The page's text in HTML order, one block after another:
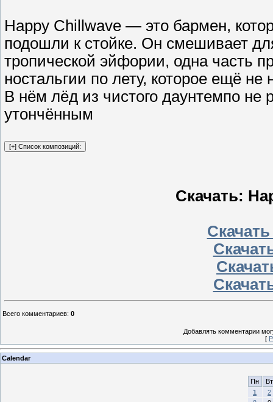
Happy Chillwave — это бармен,
подошли к стойке. Он смешивает
тропической эйфории, одна часть
ностальгии по лету, которое ещё не
В нём лёд из чистого даунтемпо не
утончённым
Скачать:
Всего комментариев: 0
Добавлять комментарии
[
Calendar
Пн
Вт
1
2